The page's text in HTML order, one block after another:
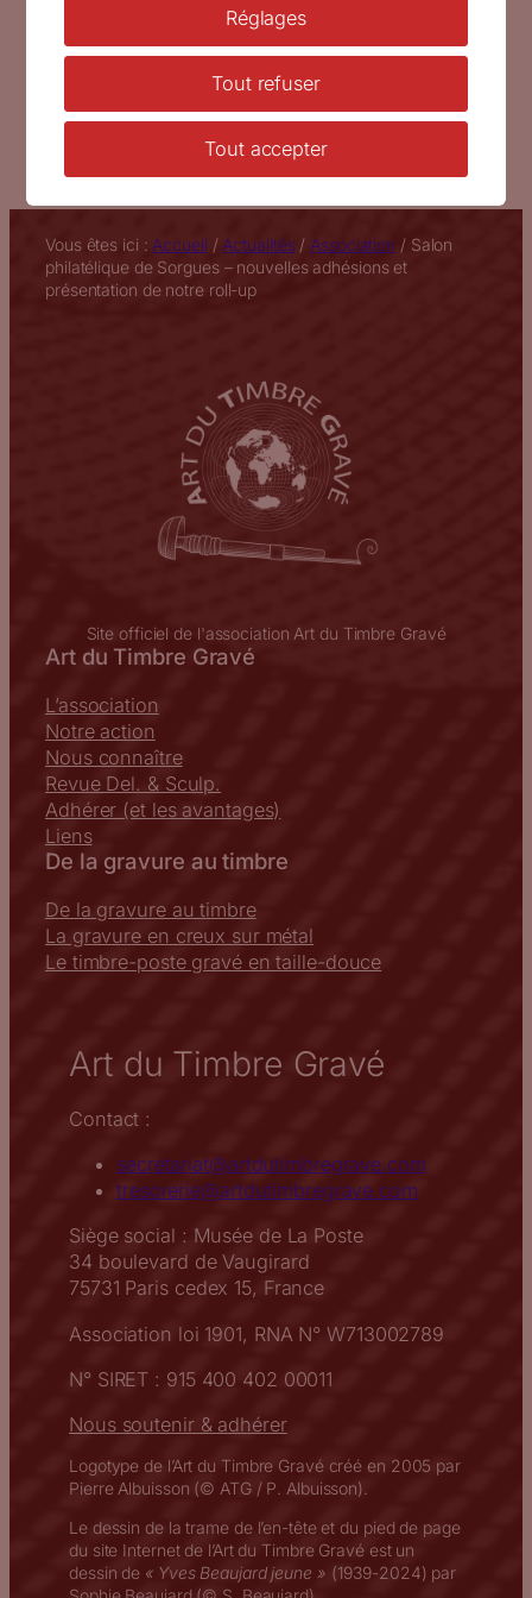
Les gravures d’Antoine Iltis exposées au
Musée d’Altkirch, Haut-Rhin
Dédicace d’Yves Beaujard pour son timbre
« Lucie et Raymond Aubrac » en mai 2018
Vous êtes ici : Accueil / Actualités/ Association / Salon
philatélique de Sorgues – nouvelles adhésions et
présentation de notre roll-up
Site officiel de l'association Art du Timbre Gravé
Art du Timbre Gravé
L’association
Notre action
Nous connaître
Revue Del. & Sculp.
Adhérer (et les avantages)
Liens
De la gravure au timbre
De la gravure au timbre
La gravure en creux sur métal
Le timbre-poste gravé en taille-douce
Art du Timbre Gravé
Contact :
secretariat@artdutimbregrave.com
tresorerie@artdutimbregrave.com
Siège social : Musée de La Poste
34 boulevard de Vaugirard
75731 Paris cedex 15, France
Association loi 1901, RNA N° W713002789
N° SIRET : 915 400 402 00011
Nous soutenir & adhérer
Logotype de l’Art du Timbre Gravé créé en 2005 par
Pierre Albuisson (© ATG / P. Albuisson).
Le dessin de la trame de l’en-tête et du pied de page
du site Internet de l’Art du Timbre Gravé est un
dessin de « Yves Beaujard jeune » (1939-2024) par
Réglages
Tout refuser
Tout accepter